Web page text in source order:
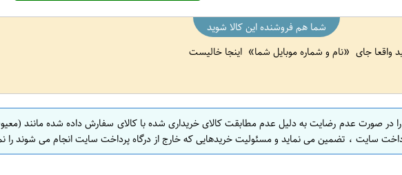
شما هم فروشنده این کالا شوید
واقعا جای
نام و شماره موبایل شما اینجا خالیست
را در صورت عدم رضایت به دلیل عدم مطابقت کالای خریداری شده با کالای سفارش داده شده مانند
سایت ، تضمین می نماید و مسئولیت خریدهایی که خارج از درگاه پرداخت سایت انجام می شوند را